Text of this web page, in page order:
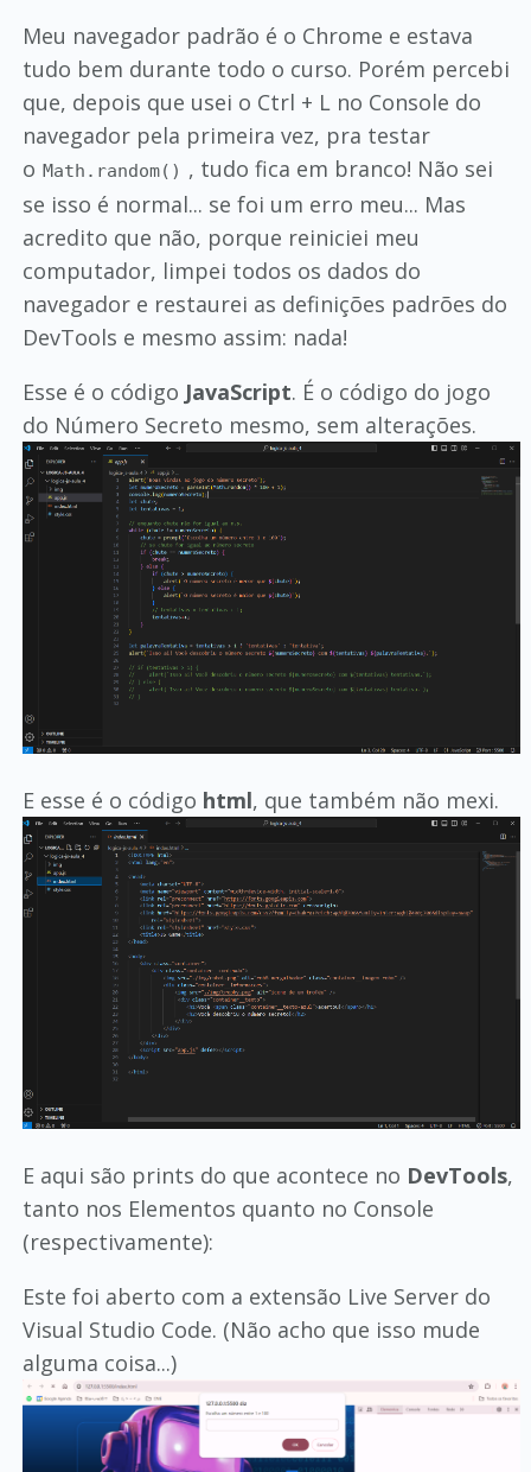
Meu navegador padrão é o Chrome e estava
tudo bem durante todo o curso. Porém percebi
que, depois que usei o Ctrl + L no Console do
navegador pela primeira vez, pra testar
o Math.random() , tudo fica em branco! Não sei
se isso é normal... se foi um erro meu... Mas
acredito que não, porque reiniciei meu
computador, limpei todos os dados do
navegador e restaurei as definições padrões do
DevTools e mesmo assim: nada!
Esse é o código JavaScript. É o código do jogo
do Número Secreto mesmo, sem alterações.
E esse é o código html, que também não mexi.
E aqui são prints do que acontece no DevTools,
tanto nos Elementos quanto no Console
(respectivamente):
Este foi aberto com a extensão Live Server do
Visual Studio Code. (Não acho que isso mude
alguma coisa...)